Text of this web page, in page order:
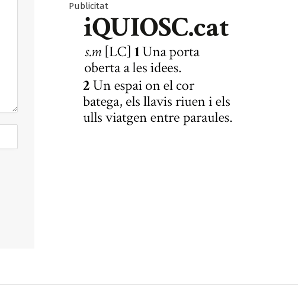
Publicitat